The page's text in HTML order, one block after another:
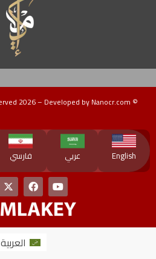
© Emlakey.com – All rights reserved 2026 – Developed by Nanocr.com
دورات تدريبية
English عربي فارسي
العربية